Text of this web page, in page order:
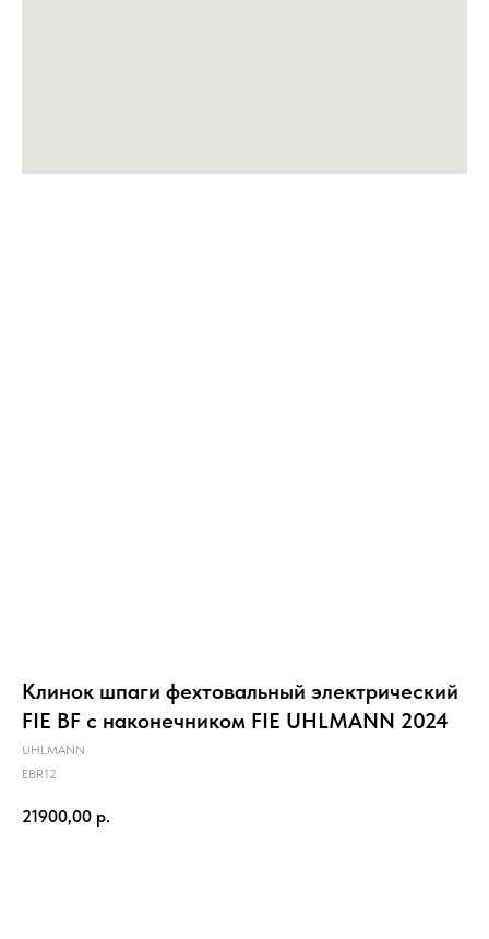
Клинок шпаги фехтовальный электрический
FIE BF c наконечником FIE UHLMANN 2024
UHLMANN
EBR12
21900,00 р.